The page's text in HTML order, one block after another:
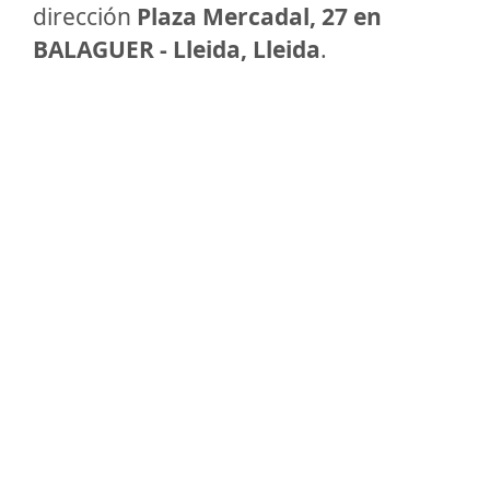
dirección Plaza Mercadal, 27 en
BALAGUER - Lleida, Lleida.